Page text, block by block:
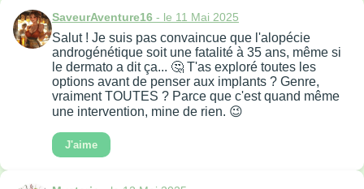
SaveurAventure16 - le 11 Mai 2025
Salut ! Je suis pas convaincue que l'alopécie
androgénétique soit une fatalité à 35 ans, même si
le dermato a dit ça... 🤔 T'as exploré toutes les
options avant de penser aux implants ? Genre,
vraiment TOUTES ? Parce que c'est quand même
une intervention, mine de rien. 😉
J'aime